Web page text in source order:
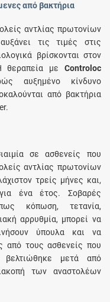
από βακτήρια
αντλίας πρωτονίων
τις τιμές στις
βρίσκονται στον
θεραπεία με Controloc
αυξημένο κίνδυνο
από βακτήρια
σε ασθενείς που
αντλίας πρωτονίων
τρείς μήνες και,
ένα έτος. Σοβαρές
κόπωση, τετανία,
αρρυθμία, μπορεί να
ύπουλα και να
από τους ασθενείς που
βελτιώθηκε μετά από
των αναστολέων